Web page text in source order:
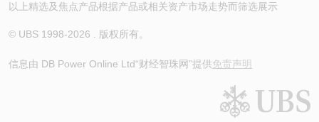
以上精选及焦点产品根据产品或相关资产市场走势而筛选展示
© UBS 1998-2026 . 版权所有。
信息由 DB Power Online Ltd“财经智珠网”提供免责声明